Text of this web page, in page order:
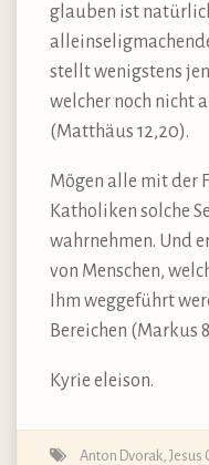
glauben ist
stellt wenigstens
welcher noch nicht
(Matthäus 12,20).
Mögen alle mit der
Katholiken solche
wahrnehmen. Und
von Menschen,
Ihm weggeführt
Bereichen (Markus
Kyrie eleison.
Anton Dvorak Jesus